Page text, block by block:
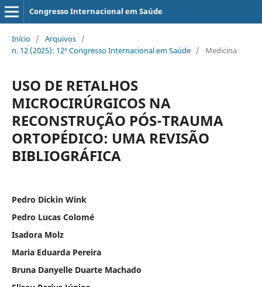
Congresso Internacional em Saúde
Início / Arquivos /
n. 12 (2025): 12º Congresso Internacional em Saúde / Medicina
USO DE RETALHOS
MICROCIRÚRGICOS NA
RECONSTRUÇÃO PÓS-TRAUMA
ORTOPÉDICO: UMA REVISÃO
BIBLIOGRÁFICA
Pedro Dickin Wink
Pedro Lucas Colomé
Isadora Molz
Maria Eduarda Pereira
Bruna Danyelle Duarte Machado